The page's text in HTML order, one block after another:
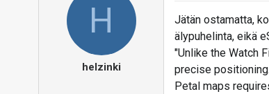
miinuksissakin
puhelin on
Vastaa
H
helzinki
Jätän ostamatta,
älypuhelinta, eikä
"Unlike the Watch
precise
Petal maps